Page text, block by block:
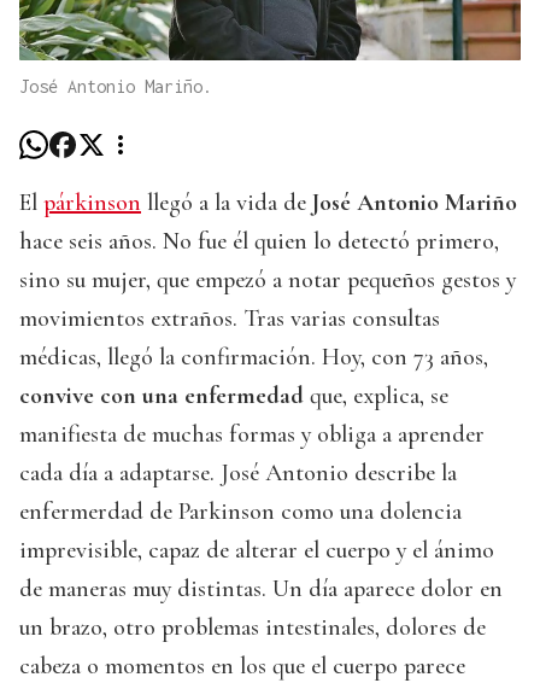
José Antonio Mariño.
El párkinson llegó a la vida de José Antonio Mariño
hace seis años. No fue él quien lo detectó primero,
sino su mujer, que empezó a notar pequeños gestos y
movimientos extraños. Tras varias consultas
médicas, llegó la confirmación. Hoy, con 73 años,
convive con una enfermedad que, explica, se
manifiesta de muchas formas y obliga a aprender
cada día a adaptarse. José Antonio describe la
enfermerdad de Parkinson como una dolencia
imprevisible, capaz de alterar el cuerpo y el ánimo
de maneras muy distintas. Un día aparece dolor en
un brazo, otro problemas intestinales, dolores de
cabeza o momentos en los que el cuerpo parece